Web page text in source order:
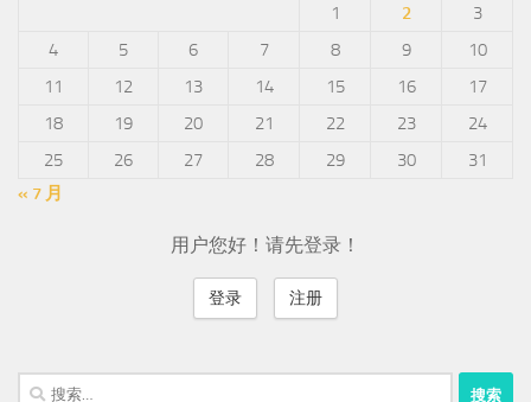
1
2
3
4
5 6 7 8 9
10
11
12 13 14 15 16
17
18
19 20 21 22 23
24
25
26 27 28 29 30
31
« 7 月
用户您好！请先登录！
登录 注册
搜